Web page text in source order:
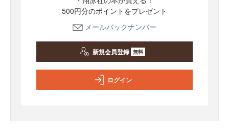
500円分のポイントをプレゼント
メールバックナンバー
新規会員登録 無料
ログイン